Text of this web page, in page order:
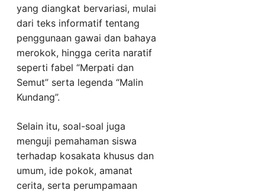
yang diangkat bervariasi, mulai
dari teks informatif tentang
penggunaan gawai dan bahaya
merokok, hingga cerita naratif
seperti fabel “Merpati dan
Semut” serta legenda “Malin
Kundang”.
Selain itu, soal-soal juga
menguji pemahaman siswa
terhadap kosakata khusus dan
umum, ide pokok, amanat
cerita, serta perumpamaan